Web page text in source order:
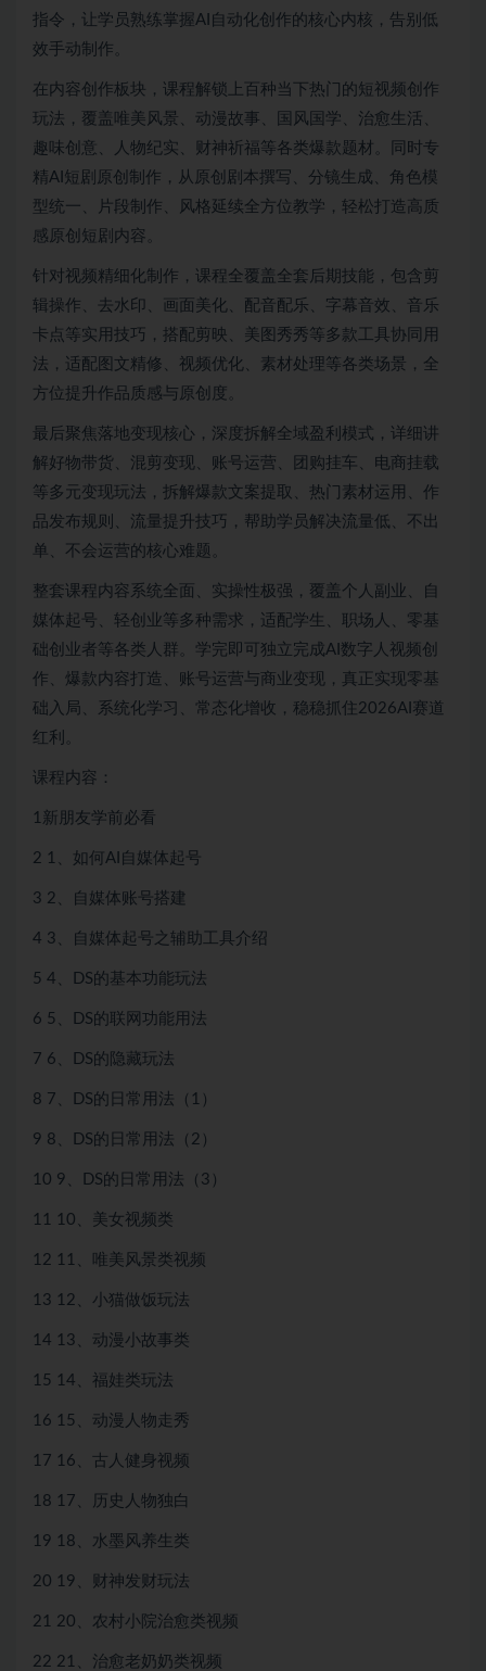
指令，让学员熟练掌握AI自动化创作的核心内核，告别低
效手动制作。
在内容创作板块，课程解锁上百种当下热门的短视频创作
玩法，覆盖唯美风景、动漫故事、国风国学、治愈生活、
趣味创意、人物纪实、财神祈福等各类爆款题材。同时专
精AI短剧原创制作，从原创剧本撰写、分镜生成、角色模
型统一、片段制作、风格延续全方位教学，轻松打造高质
感原创短剧内容。
针对视频精细化制作，课程全覆盖全套后期技能，包含剪
辑操作、去水印、画面美化、配音配乐、字幕音效、音乐
卡点等实用技巧，搭配剪映、美图秀秀等多款工具协同用
法，适配图文精修、视频优化、素材处理等各类场景，全
方位提升作品质感与原创度。
最后聚焦落地变现核心，深度拆解全域盈利模式，详细讲
解好物带货、混剪变现、账号运营、团购挂车、电商挂载
等多元变现玩法，拆解爆款文案提取、热门素材运用、作
品发布规则、流量提升技巧，帮助学员解决流量低、不出
单、不会运营的核心难题。
整套课程内容系统全面、实操性极强，覆盖个人副业、自
媒体起号、轻创业等多种需求，适配学生、职场人、零基
础创业者等各类人群。学完即可独立完成AI数字人视频创
作、爆款内容打造、账号运营与商业变现，真正实现零基
础入局、系统化学习、常态化增收，稳稳抓住2026AI赛道
红利。
课程内容：
1新朋友学前必看
2 1、如何AI自媒体起号
3 2、自媒体账号搭建
4 3、自媒体起号之辅助工具介绍
5 4、DS的基本功能玩法
6 5、DS的联网功能用法
7 6、DS的隐藏玩法
8 7、DS的日常用法（1）
9 8、DS的日常用法（2）
10 9、DS的日常用法（3）
11 10、美女视频类
12 11、唯美风景类视频
13 12、小猫做饭玩法
14 13、动漫小故事类
15 14、福娃类玩法
16 15、动漫人物走秀
17 16、古人健身视频
18 17、历史人物独白
19 18、水墨风养生类
20 19、财神发财玩法
21 20、农村小院治愈类视频
22 21、治愈老奶奶类视频